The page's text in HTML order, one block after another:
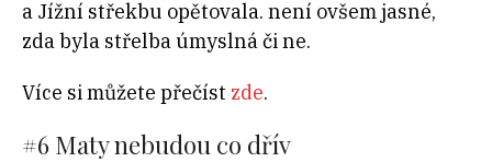
a Jížní střekbu opětovala. není ovšem jasné,
zda byla střelba úmyslná či ne.
Více si můžete přečíst zde.
#6 Maty nebudou co dřív